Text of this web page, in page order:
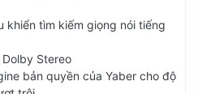
khiển tìm kiếm giọng nói tiếng
Stereo
bản quyền của Yaber cho độ